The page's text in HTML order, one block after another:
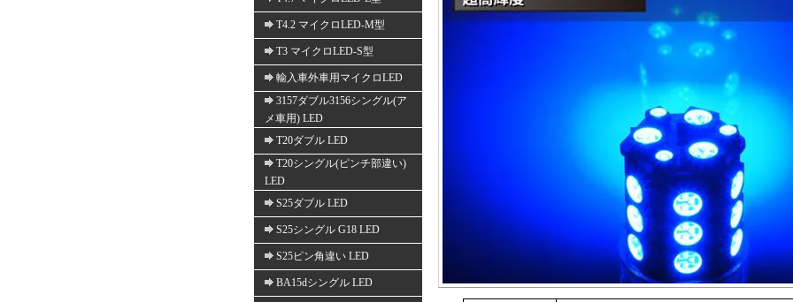
T4.2 マイクロLED-M型
T3 マイクロLED-S型
輸入車外車用マイクロLED
3157ダブル3156シングル(ア
メ車用) LED
T20ダブル LED
T20シングル(ピンチ部違い)
LED
S25ダブル LED
S25シングル G18 LED
S25ピン角違い LED
BA15dシングル LED